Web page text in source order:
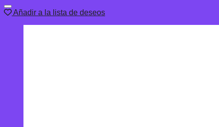
Añadir a la lista de deseos